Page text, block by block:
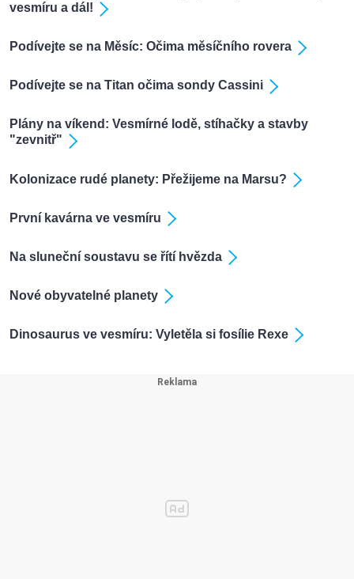
vesmíru a dál!
Podívejte se na Měsíc: Očima měsíčního rovera
Podívejte se na Titan očima sondy Cassini
Plány na víkend: Vesmírné lodě, stíhačky a stavby
"zevnitř"
Kolonizace rudé planety: Přežijeme na Marsu?
První kavárna ve vesmíru
Na sluneční soustavu se řítí hvězda
Nové obyvatelné planety
Dinosaurus ve vesmíru: Vyletěla si fosílie Rexe